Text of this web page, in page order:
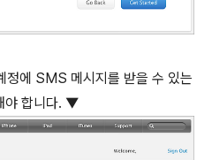
정에 SMS 메시지를 받을 수 있는
야 합니다. ▼